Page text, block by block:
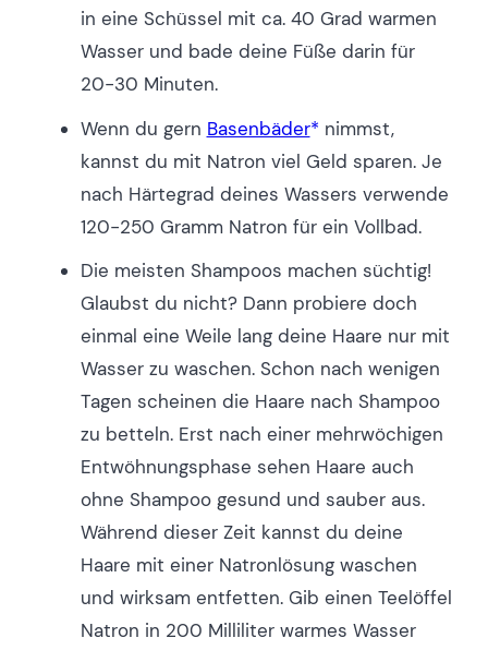
in eine Schüssel mit ca. 40 Grad warmen
Wasser und bade deine Füße darin für
20-30 Minuten.
Wenn du gern Basenbäder
nimmst,
kannst du mit Natron viel Geld sparen. Je
nach Härtegrad deines Wassers verwende
120-250 Gramm Natron für ein Vollbad.
Die meisten Shampoos machen süchtig!
Glaubst du nicht? Dann probiere doch
einmal eine Weile lang deine Haare nur mit
Wasser zu waschen. Schon nach wenigen
Tagen scheinen die Haare nach Shampoo
zu betteln. Erst nach einer mehrwöchigen
Entwöhnungsphase sehen Haare auch
ohne Shampoo gesund und sauber aus.
Während dieser Zeit kannst du deine
Haare mit einer Natronlösung waschen
und wirksam entfetten. Gib einen Teelöffel
Natron in 200 Milliliter warmes Wasser